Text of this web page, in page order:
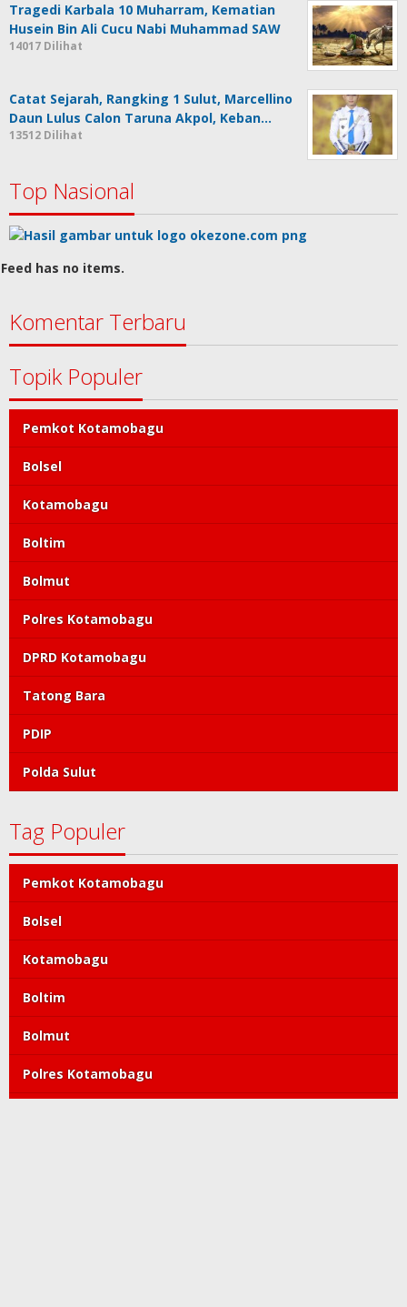
Tragedi Karbala 10 Muharram, Kematian
Husein Bin Ali Cucu Nabi Muhammad SAW
14017 Dilihat
Catat Sejarah, Rangking 1 Sulut, Marcellino
Daun Lulus Calon Taruna Akpol, Keban…
13512 Dilihat
Top Nasional
Feed has no items.
Komentar Terbaru
Topik Populer
Pemkot Kotamobagu
Bolsel
Kotamobagu
Boltim
Bolmut
Polres Kotamobagu
DPRD Kotamobagu
Tatong Bara
PDIP
Polda Sulut
Tag Populer
Pemkot Kotamobagu
Bolsel
Kotamobagu
Boltim
Bolmut
Polres Kotamobagu